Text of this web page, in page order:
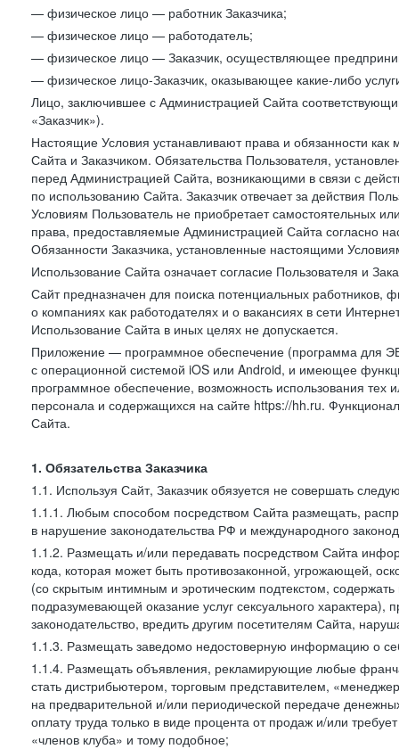
— физическое лицо — работник Заказчика;
— физическое лицо — работодатель;
— физическое лицо — Заказчик, осуществляющее
— физическое лицо-Заказчик, оказывающее какие-либо
Лицо, заключившее с Администрацией Сайта
«Заказчик»).
Настоящие Условия устанавливают права и обязанности
Сайта и Заказчиком. Обязательства Пользователя,
перед Администрацией Сайта, возникающими в связи с
по использованию Сайта. Заказчик отвечает за действия
Условиям Пользователь не приобретает самостоятельных
права, предоставляемые Администрацией Сайта согласно
Обязанности Заказчика, установленные настоящими
Использование Сайта означает согласие Пользователя и
Сайт предназначен для поиска потенциальных
о компаниях как работодателях и о вакансиях в сети
Использование Сайта в иных целях не допускается.
Приложение — программное обеспечение (программа для
с операционной системой iOS или Android, и имеющее
программное обеспечение, возможность использования
персонала и содержащихся на сайте https://hh.ru.
Сайта.
1. Обязательства Заказчика
1.1. Используя Сайт, Заказчик обязуется не совершать
1.1.1. Любым способом посредством Сайта размещать,
в нарушение законодательства РФ и международного
1.1.2. Размещать и/или передавать посредством Сайта
кода, которая может быть противозаконной, угрожающей,
(со скрытым интимным и эротическим подтекстом,
подразумевающей оказание услуг сексуального
законодательство, вредить другим посетителям Сайта,
1.1.3. Размещать заведомо недостоверную информацию о
1.1.4. Размещать объявления, рекламирующие любые
стать дистрибьютером, торговым представителем,
на предварительной и/или периодической передаче
оплату труда только в виде процента от продаж и/или
«членов клуба» и тому подобное;